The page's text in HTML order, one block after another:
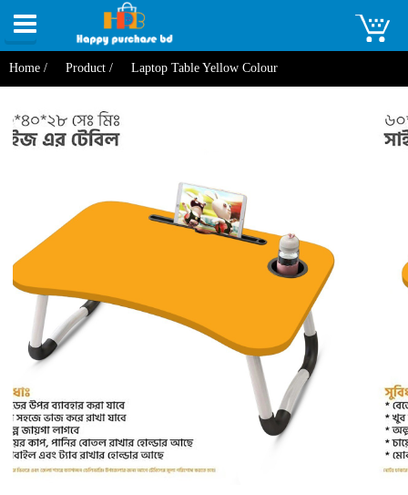
Toggle
navigation
Home /
Product / Laptop Table Yellow Colour